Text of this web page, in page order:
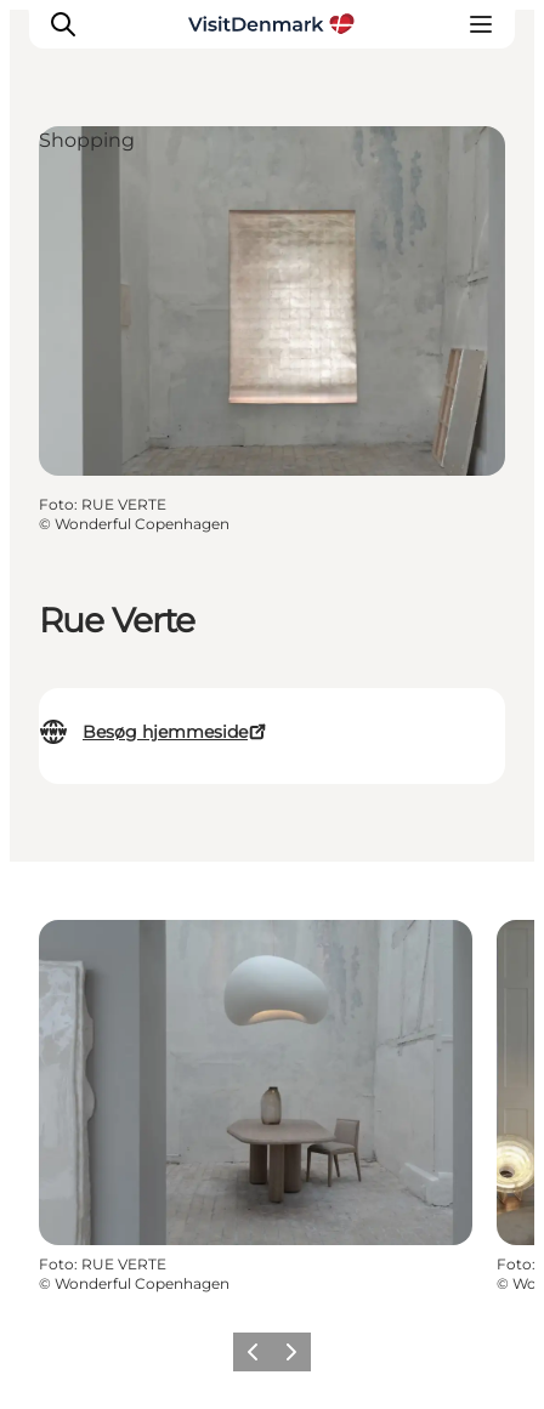
Rue Verte
Besøg hjemmeside
Shopping
Foto: RUE VERTE
© Wonderful Copenhagen
Foto: RUE VERTE
© Wonderful Copenhagen
Foto:
©
ForrigeNæste